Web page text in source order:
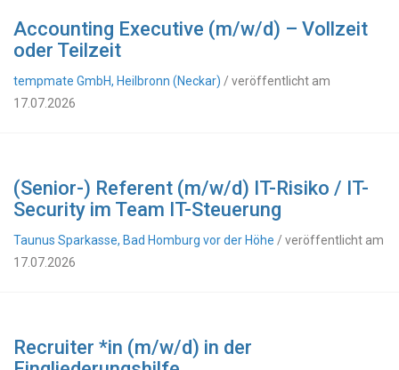
Accounting Executive (m/w/d) – Vollzeit
oder Teilzeit
tempmate GmbH, Heilbronn (Neckar) / veröffentlicht am
17.07.2026
(Senior-) Referent (m/w/d) IT-Risiko / IT-
Security im Team IT-Steuerung
Taunus Sparkasse, Bad Homburg vor der Höhe / veröffentlicht am
17.07.2026
Recruiter *in (m/w/d) in der